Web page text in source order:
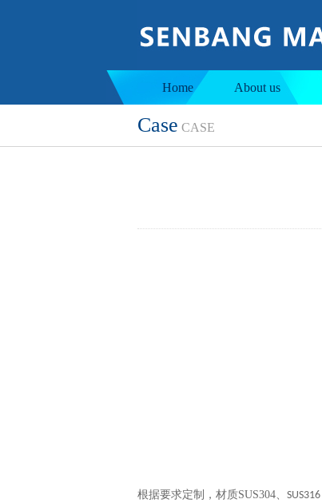
Home About us
Jacketed tank
Case CASE
根据要求定制，材质SUS304、 SUS316